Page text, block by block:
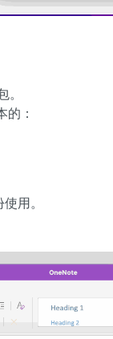
。
的：
用。